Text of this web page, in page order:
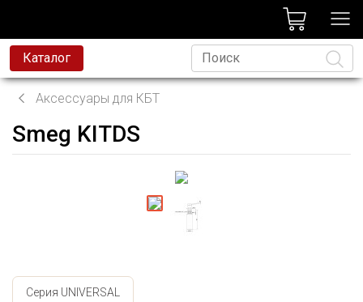
Каталог
Аксессуары для КБТ
Smeg KITDS
Серия UNIVERSAL